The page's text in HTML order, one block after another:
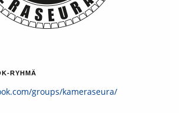
RYHMÄ
groups/kameraseura/